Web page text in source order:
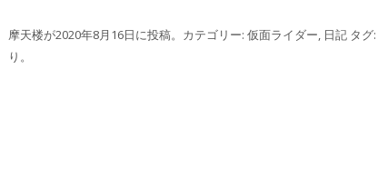
摩天楼が2020年8月16日に投稿。カテゴリー: 仮面ライダー 日記 タグ:
り 。